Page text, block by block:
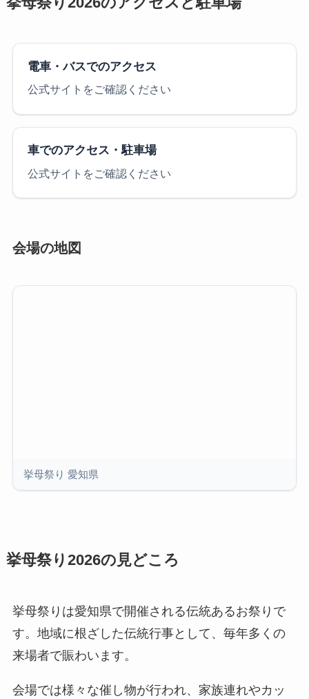
電車・バスでのアクセス
公式サイトをご確認ください
車でのアクセス・駐車場
公式サイトをご確認ください
会場の地図
挙母祭り 愛知県
挙母祭り2026の見どころ
挙母祭りは愛知県で開催される伝統あるお祭りで
す。地域に根ざした伝統行事として、毎年多くの
来場者で賑わいます。
会場では様々な催し物が行われ、家族連れやカッ